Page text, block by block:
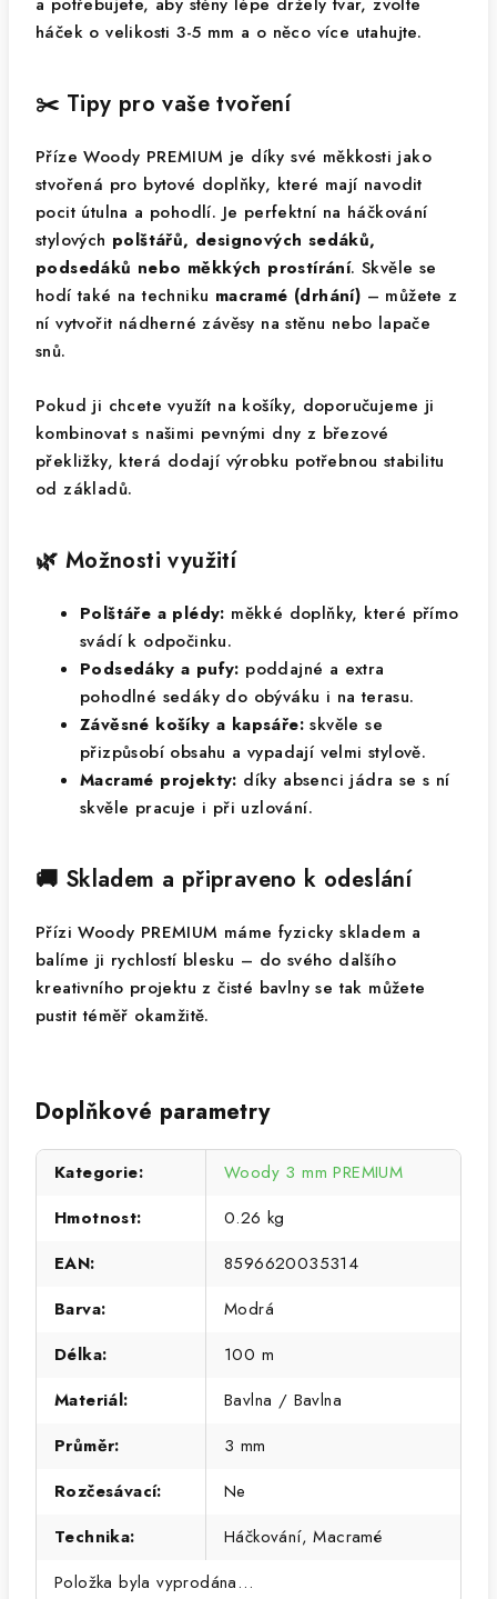
háček o velikosti 3-5 mm a o něco více utahujte.
✂️ Tipy pro vaše tvoření
Příze Woody PREMIUM je díky své měkkosti jako
stvořená pro bytové doplňky, které mají navodit
pocit útulna a pohodlí. Je perfektní na háčkování
stylových polštářů, designových sedáků,
podsedáků nebo měkkých prostírání. Skvěle se
hodí také na techniku macramé (drhání) – můžete z
ní vytvořit nádherné závěsy na stěnu nebo lapače
snů.
Pokud ji chcete využít na košíky, doporučujeme ji
kombinovat s našimi pevnými dny z březové
překližky, která dodají výrobku potřebnou stabilitu
od základů.
🌿 Možnosti využití
Polštáře a plédy: měkké doplňky, které přímo
svádí k odpočinku.
Podsedáky a pufy: poddajné a extra
pohodlné sedáky do obýváku i na terasu.
Závěsné košíky a kapsáře: skvěle se
přizpůsobí obsahu a vypadají velmi stylově.
Macramé projekty: díky absenci jádra se s ní
skvěle pracuje i při uzlování.
🚚 Skladem a připraveno k odeslání
Přízi Woody PREMIUM máme fyzicky skladem a
balíme ji rychlostí blesku – do svého dalšího
kreativního projektu z čisté bavlny se tak můžete
pustit téměř okamžitě.
Doplňkové parametry
Kategorie:
Woody 3 mm PREMIUM
Hmotnost:
0.26 kg
EAN:
8596620035314
Barva:
Modrá
Délka:
100 m
Materiál:
Bavlna / Bavlna
Průměr:
3 mm
Rozčesávací:
Ne
Technika:
Háčkování, Macramé
Položka byla vyprodána…